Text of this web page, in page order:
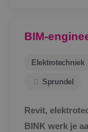
BIM-
Elektrotechniek
Sprundel
Revit,
BINK werk je